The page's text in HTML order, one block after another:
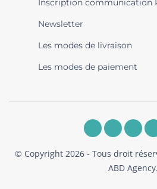
Inscription communication
Newsletter
Les modes de livraison
Les modes de paiement
© Copyright 2026 - Tous droit
ABD Agency.